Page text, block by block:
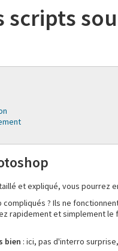
scripts
et expliqué, vous pourrez
? Ils ne
rapidement et simplement
bien : ici, pas d'interro